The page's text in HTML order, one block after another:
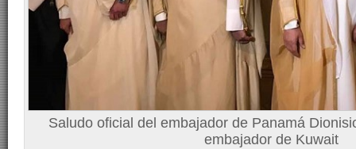
Saludo oficial del embajador de Panamá
embajador de Kuwait